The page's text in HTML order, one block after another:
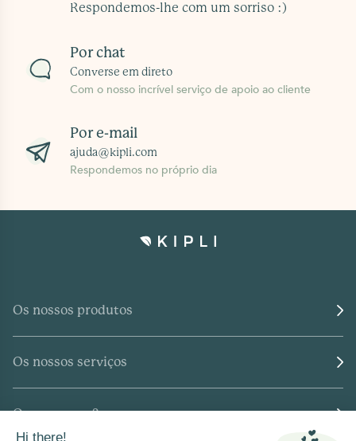
Respondemos-lhe com um sorriso :)
Por chat
Converse em direto
Com o nosso incrível serviço de apoio ao cliente
Por e-mail
ajuda@kipli.com
Respondemos no próprio dia
Os nossos produtos
Os nossos serviços
Quem somos?